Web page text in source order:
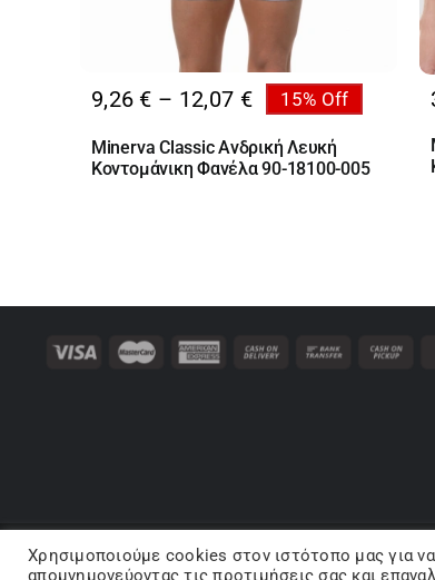
9,26 € – 12,07 €Price
9,26 €
through
15% Off
Minerva Classic Ανδρική Λευκή
Κοντομάνικη Φανέλα 90-18100-005
Χρησιμοποιούμε cookies στον ιστότοπo μας για
απομνημονεύοντας τις προτιμήσεις σας και